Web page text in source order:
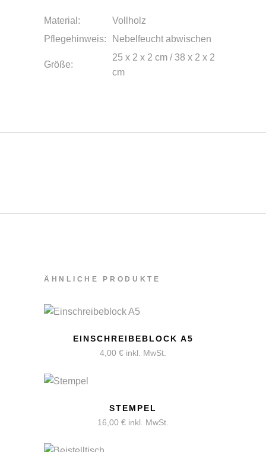
Material:
Vollholz
Pflegehinweis:
Nebelfeucht abwischen
Größe:
25 x 2 x 2 cm / 38 x 2 x 2
cm
ÄHNLICHE PRODUKTE
EINSCHREIBEBLOCK A5
4,00 € inkl. MwSt.
STEMPEL
16,00 € inkl. MwSt.